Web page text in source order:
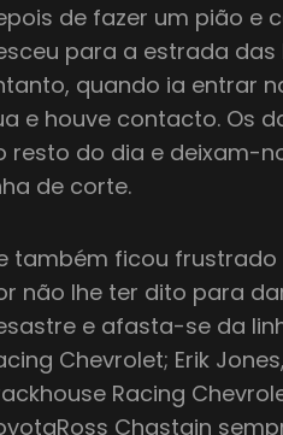
de fazer um pião e
para a estrada
quando ia entrar
e houve contacto. Os
resto do dia e deixam-
de corte.
também ficou
não lhe ter dito para
e afasta-se da
Chevrolet; Erik
Racing
Chastain